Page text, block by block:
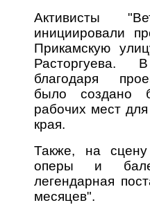
Активисты
инициировали
Прикамскую
благодаря
было создано
рабочих мест
края.
Также, на
оперы и
легендарная
месяцев".